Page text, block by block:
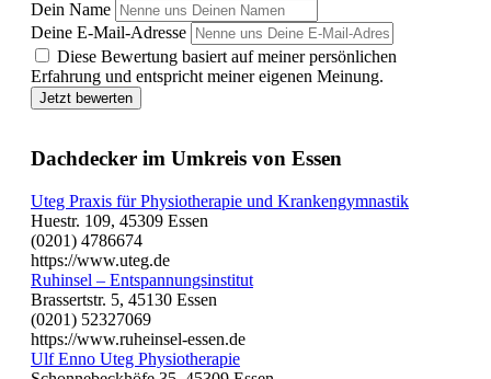
Dein Name
Deine E-Mail-Adresse
Diese Bewertung basiert auf meiner persönlichen
Erfahrung und entspricht meiner eigenen Meinung.
Jetzt bewerten
Dachdecker im Umkreis von Essen
Uteg Praxis für Physiotherapie und Krankengymnastik
Huestr. 109, 45309 Essen
(0201) 4786674
https://www.uteg.de
Ruhinsel – Entspannungsinstitut
Brassertstr. 5, 45130 Essen
(0201) 52327069
https://www.ruheinsel-essen.de
Ulf Enno Uteg Physiotherapie